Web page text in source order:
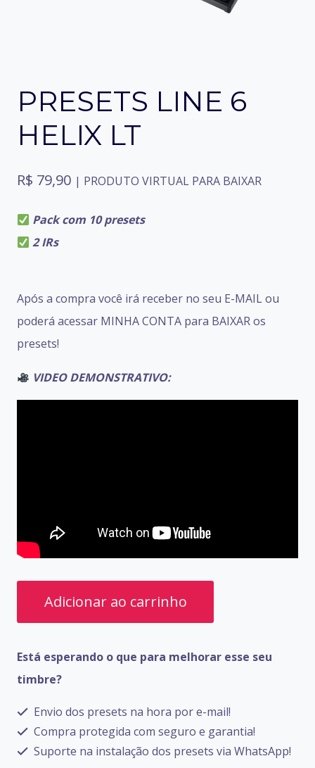
PRESETS LINE 6
HELIX LT
R$ 79,90 | PRODUTO VIRTUAL PARA BAIXAR
Pack com 10 presets
2 IRs
Após a compra você irá receber no seu E-MAIL ou
poderá acessar MINHA CONTA para BAIXAR os
presets!
VIDEO DEMONSTRATIVO:
HELIX
LT
quantidade
Adicionar ao carrinho
Está esperando o que para melhorar esse seu
timbre?
Envio dos presets na hora por e-mail!
Compra protegida com seguro e garantia!
Suporte na instalação dos presets via WhatsApp!